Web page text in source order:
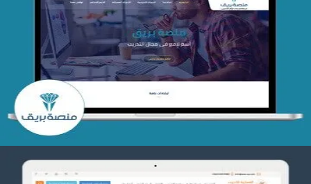
تصميم منصة بريق
التفاصيل